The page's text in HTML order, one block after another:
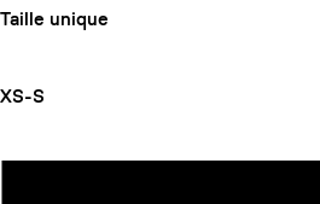
Taille unique
XS-S